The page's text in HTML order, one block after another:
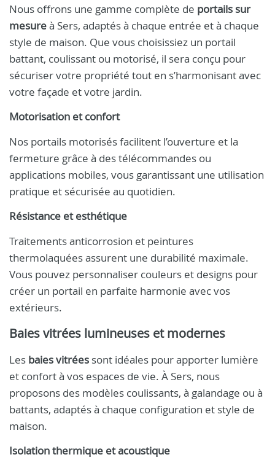
Nous offrons une gamme complète de portails sur
mesureà Sers, adaptés à chaque entrée et à chaque
style de maison. Que vous choisissiez un portail
battant, coulissant ou motorisé, il sera conçu pour
sécuriser votre propriété tout en s’harmonisant avec
votre façade et votre jardin.
Motorisation et confort
Nos portails motorisés facilitent l’ouverture et la
fermeture grâce à des télécommandes ou
applications mobiles, vous garantissant une utilisation
pratique et sécurisée au quotidien.
Résistance et esthétique
Traitements anticorrosion et peintures
thermolaquées assurent une durabilité maximale.
Vous pouvez personnaliser couleurs et designs pour
créer un portail en parfaite harmonie avec vos
extérieurs.
Baies vitrées lumineuses et modernes
Les baies vitrées sont idéales pour apporter lumière
et confort à vos espaces de vie. À Sers, nous
proposons des modèles coulissants, à galandage ou à
battants, adaptés à chaque configuration et style de
maison.
Isolation thermique et acoustique